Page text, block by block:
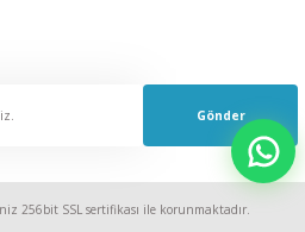
Gönder
256bit SSL sertifikası ile korunmaktadır.